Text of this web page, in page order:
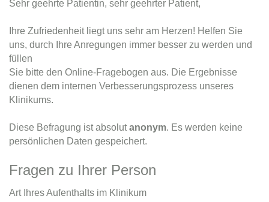
Sehr geehrte Patientin, sehr geehrter Patient,
Ihre Zufriedenheit liegt uns sehr am Herzen! Helfen Sie
uns, durch Ihre Anregungen immer besser zu werden und
füllen
Sie bitte den Online-Fragebogen aus. Die Ergebnisse
dienen dem internen Verbesserungsprozess unseres
Klinikums.
Diese Befragung ist absolutanonym. Es werden keine
persönlichen Daten gespeichert.
Fragen zu Ihrer Person
Art Ihres Aufenthalts im Klinikum